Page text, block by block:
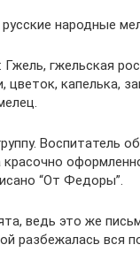
народные
гжельская
цветок, капелька,
Воспитатель
красочно
“От Федоры”.
ведь это же
разбежалась вся